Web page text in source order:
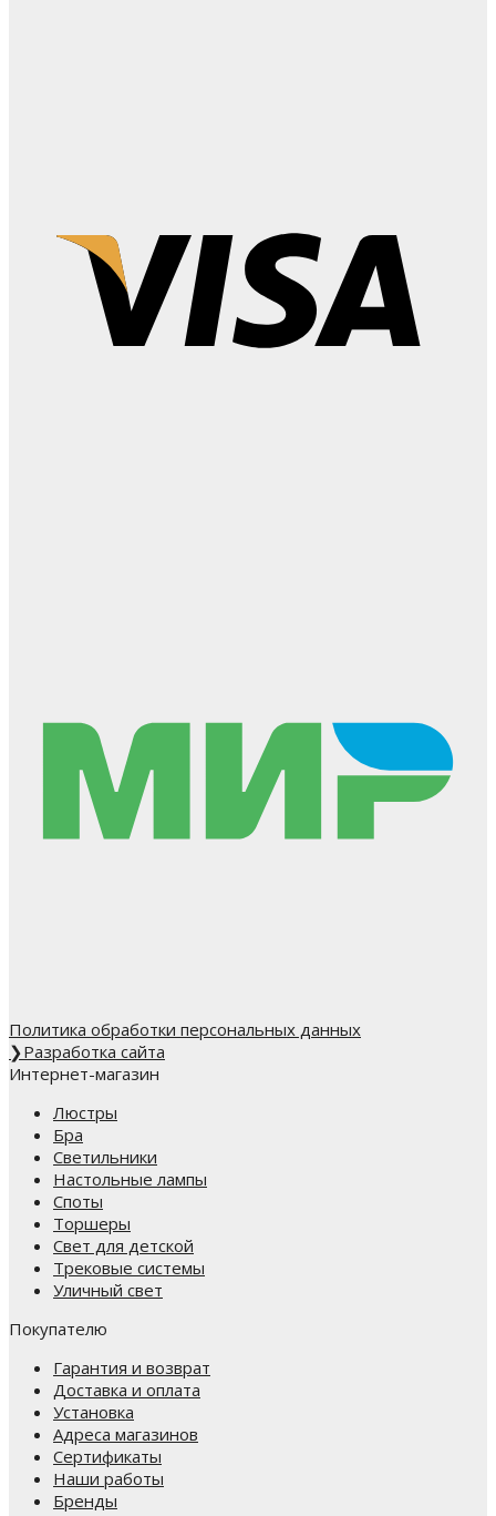
Политика обработки персональных данных
❯Разработка сайта
Интернет-магазин
Люстры
Бра
Светильники
Настольные лампы
Споты
Торшеры
Свет для детской
Трековые системы
Уличный свет
Покупателю
Гарантия и возврат
Доставка и оплата
Установка
Адреса магазинов
Сертификаты
Наши работы
Бренды